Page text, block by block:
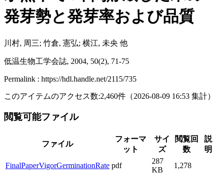
発芽勢と発芽率および品質
川村, 周三; 竹倉, 憲弘; 横江, 未央 他
低温生物工学会誌, 2004, 50(2), 71-75
Permalink : https://hdl.handle.net/2115/735
このアイテムのアクセス数:2,460件 （2026-08-09 16:53 集計）
閲覧可能ファイル
ファイル
フォーマ
ット
サイ
ズ
閲覧回
数
説
明
FinalPaperVigorGerminationRate pdf
287
KB
1,278